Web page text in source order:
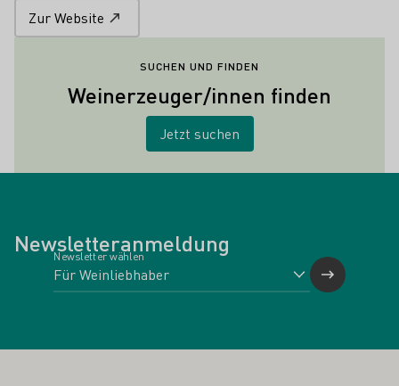
Zur Website
SUCHEN UND FINDEN
Weinerzeuger/innen finden
Jetzt suchen
Newsletteranmeldung
Newsletter wählen